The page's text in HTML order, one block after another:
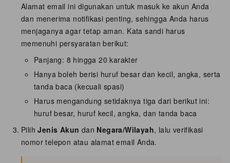
Alamat email ini digunakan untuk masuk ke akun Anda
dan menerima notifikasi penting, sehingga Anda harus
menjaganya agar tetap aman. Kata sandi harus
memenuhi persyaratan berikut:
Panjang: 8 hingga 20 karakter
Hanya boleh berisi huruf besar dan kecil, angka, serta
tanda baca (kecuali spasi)
Harus mengandung setidaknya tiga dari berikut ini:
huruf besar, huruf kecil, angka, dan tanda baca
PilihJenis Akun dan Negara/Wilayah, lalu verifikasi
nomor telepon atau alamat email Anda.